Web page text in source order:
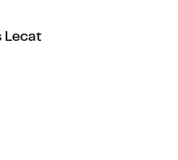
Lecat